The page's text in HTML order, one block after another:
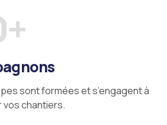
+
sont formées et s’engagent à
vos chantiers.